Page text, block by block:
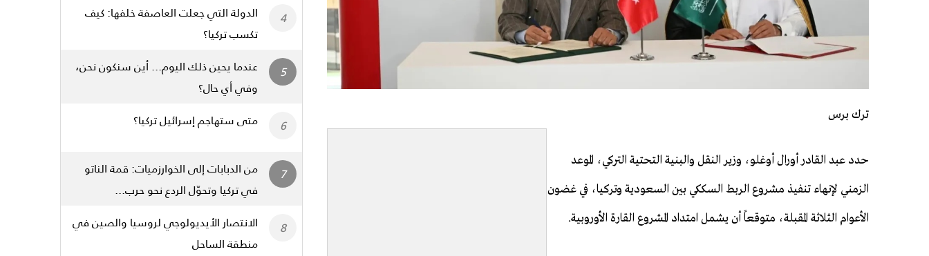
ترك برس
حدد عبد القادر أورال أوغلو، وزير النقل والبنية التحتية التركي، الموعد
الزمني لإنهاء تنفيذ مشروع الربط السككي بين السعودية وتركيا، في غضون
الأعوام الثلاثة المقبلة، متوقعاً أن يشمل امتداد المشروع القارة الأوروبية.
الدولة التي جعلت العاصفة خلفها: كيف
تكسب تركيا؟
عندما يحين ذلك اليوم... أين سنكون نحن،
وفي أي حال؟
متى ستهاجم إسرائيل تركيا؟
من الدبابات إلى الخوارزميات: قمة الناتو
في تركيا وتحوّل الردع نحو حرب...
الانتصار الأيديولوجي لروسيا والصين في
منطقة الساحل